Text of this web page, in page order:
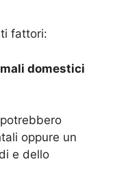
fattori:
domestici
oppure un
e dello